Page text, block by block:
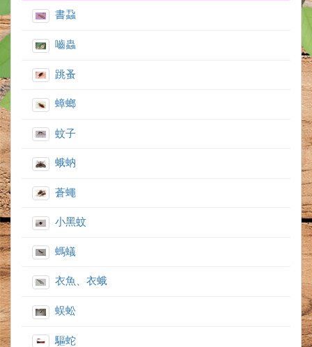
書蝨
嚙蟲
跳蚤
蟑螂
蚊子
蛾蚋
蒼蠅
小黑蚊
螞蟻
衣魚、衣蛾
蜈蚣
驅蛇